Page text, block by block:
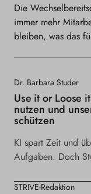
Die
immer mehr
bleiben, was das
Dr. Barbara Studer
Use it or Loose
nutzen und
schützen
KI spart Zeit und
Aufgaben. Doch
baut ab. Hier erkl...
STRIVE-Redaktion